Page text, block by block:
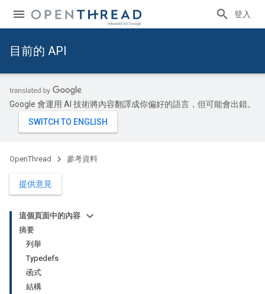
登入
目前的 API
Google 會運用 AI 技術將內容翻譯成你偏好的語言，但可能會出錯。
OpenThread 參考資料
提供意見
這個頁面中的內容
摘要
列舉
Typedefs
函式
結構